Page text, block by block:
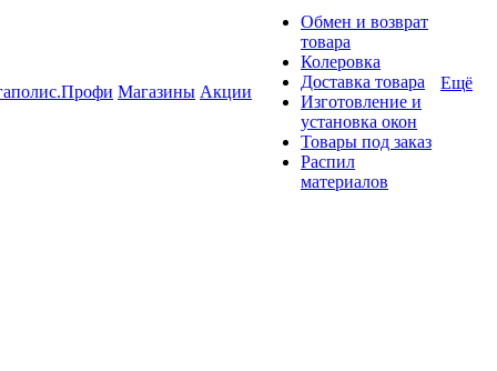
Магазины Акции
Обмен и возврат
товара
Колеровка
Доставка товара
Изготовление и
установка окон
Товары под заказ
Распил
материалов
Ещё